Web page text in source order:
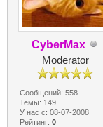
CyberMax
Moderator
Сообщений: 558
Темы: 149
У нас с: 08-07-2008
Рейтинг: 0